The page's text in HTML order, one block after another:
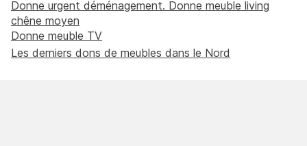
Donne urgent déménagement. Donne meuble living
chêne moyen
Donne meuble TV
Les derniers dons de meubles dans le Nord